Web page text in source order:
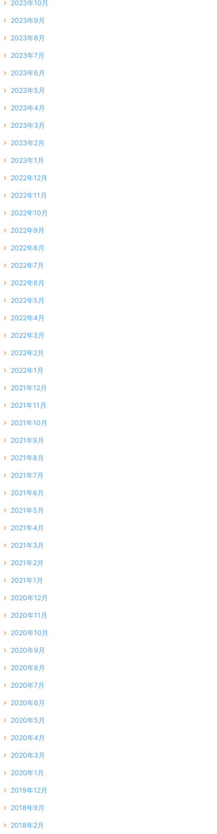
2023年10月
2023年9月
2023年8月
2023年7月
2023年6月
2023年5月
2023年4月
2023年3月
2023年2月
2023年1月
2022年12月
2022年11月
2022年10月
2022年9月
2022年8月
2022年7月
2022年6月
2022年5月
2022年4月
2022年3月
2022年2月
2022年1月
2021年12月
2021年11月
2021年10月
2021年9月
2021年8月
2021年7月
2021年6月
2021年5月
2021年4月
2021年3月
2021年2月
2021年1月
2020年12月
2020年11月
2020年10月
2020年9月
2020年8月
2020年7月
2020年6月
2020年5月
2020年4月
2020年3月
2020年1月
2019年12月
2018年9月
2018年2月